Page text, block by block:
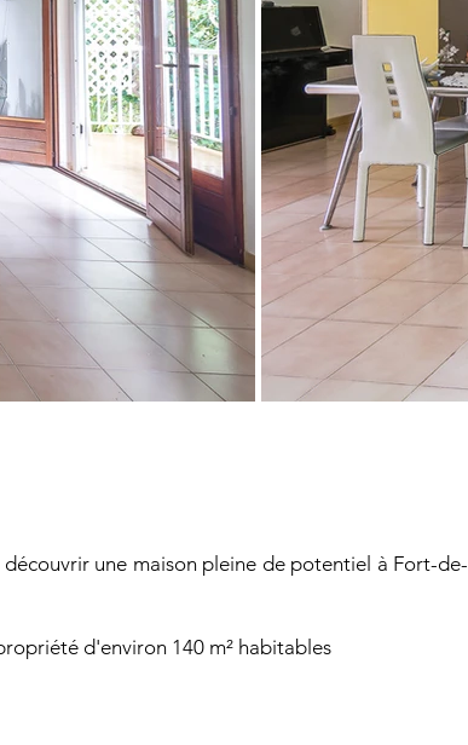
une maison pleine de potentiel à Fort-de-
d'environ 140 m² habitables